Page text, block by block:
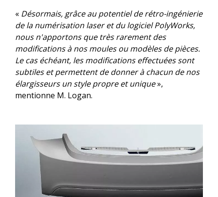
« Désormais, grâce au potentiel de rétro-ingénierie
de la numérisation laser et du logiciel PolyWorks,
nous n'apportons que très rarement des
modifications à nos moules ou modèles de pièces.
Le cas échéant, les modifications effectuées sont
subtiles et permettent de donner à chacun de nos
élargisseurs un style propre et unique»,
mentionne M. Logan.